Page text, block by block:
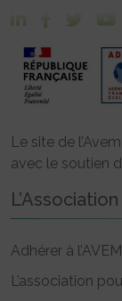
Le site de
avec le soutien
L’Association
Adhérer à l’AVEM
L’association